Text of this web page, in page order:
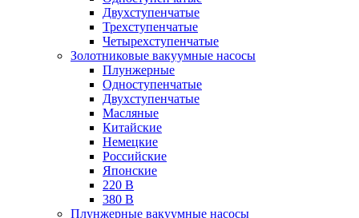
Двухступенчатые
Трехступенчатые
Четырехступенчатые
Золотниковые вакуумные насосы
Плунжерные
Одноступенчатые
Двухступенчатые
Масляные
Китайские
Немецкие
Российские
Японские
220 В
380 В
Плунжерные вакуумные насосы